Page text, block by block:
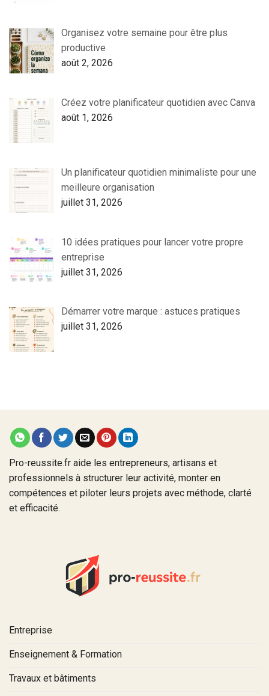
Organisez votre semaine pour être plus
productive
août 2, 2026
Créez votre planificateur quotidien avec Canva
août 1, 2026
Un planificateur quotidien minimaliste pour une
meilleure organisation
juillet 31, 2026
10 idées pratiques pour lancer votre propre
entreprise
juillet 31, 2026
Démarrer votre marque : astuces pratiques
juillet 31, 2026
Pro-reussite.fr aide les entrepreneurs, artisans et
professionnels à structurer leur activité, monter en
compétences et piloter leurs projets avec méthode, clarté
et efficacité.
Entreprise
Enseignement & Formation
Travaux et bâtiments